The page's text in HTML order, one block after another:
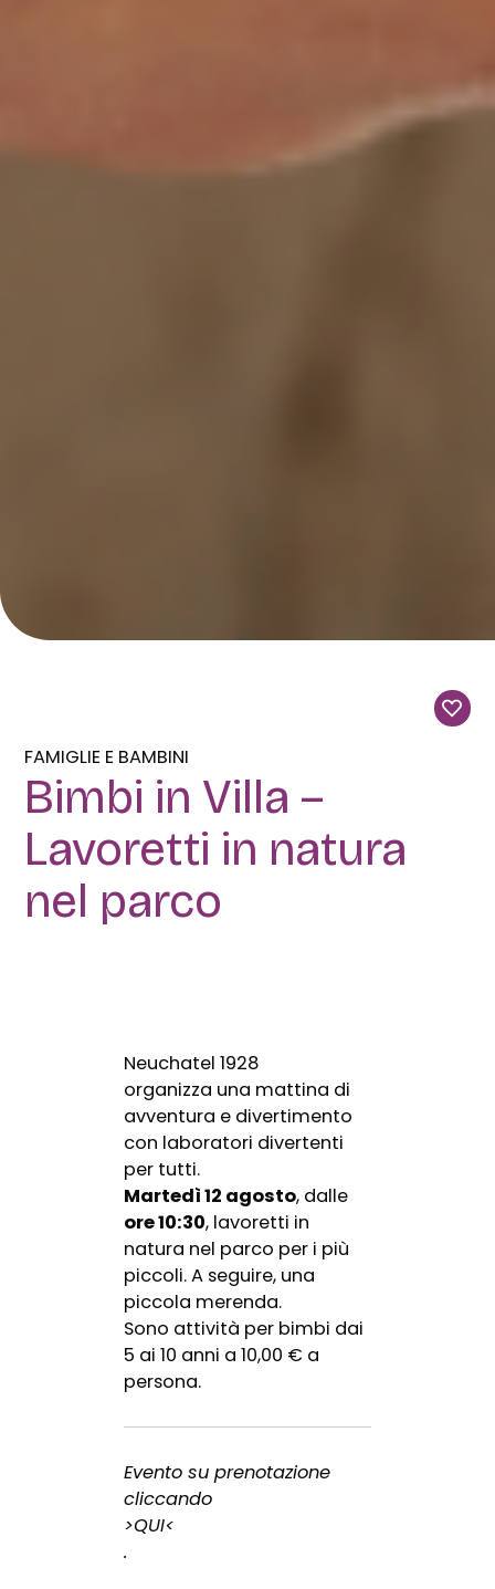
FAMIGLIE E BAMBINI
Bimbi in Villa –
Lavoretti in natura
nel parco
Neuchatel 1928
organizza una mattina di
avventura e divertimento
con laboratori divertenti
per tutti.
Martedì 12 agosto, dalle
ore 10:30, lavoretti in
natura nel parco per i più
piccoli. A seguire, una
piccola merenda.
Sono attività per bimbi dai
5 ai 10 anni a 10,00 € a
persona.
Evento su prenotazione
cliccando
>QUI<
.